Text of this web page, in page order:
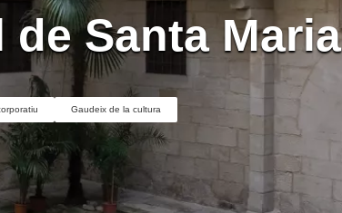
Santa Maria
Gaudeix de la cultura